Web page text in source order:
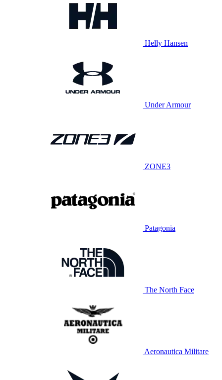
Helly Hansen
Under Armour
ZONE3
Patagonia
The North Face
Aeronautica Militare